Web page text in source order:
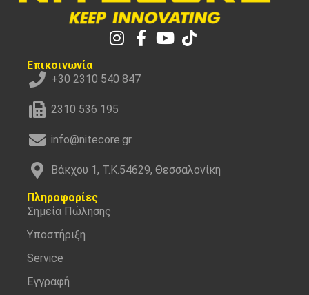
Επικοινωνία
+30 2310 540 847
2310 536 195
info@nitecore.gr
Βάκχου 1, Τ.Κ.54629, Θεσσαλονίκη
Πληροφορίες
Σημεία Πώλησης
Υποστήριξη
Service
Εγγραφή